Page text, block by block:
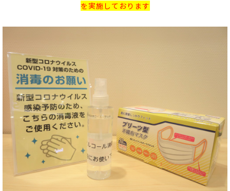
を実施しております